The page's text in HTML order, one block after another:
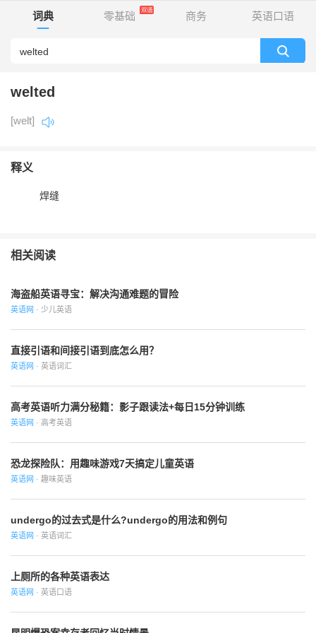
词典 零基础 商务 英语口语
welted
[welt]
释义
焊缝
相关阅读
海盗船英语寻宝：解决沟通难题的冒险
英语网 · 少儿英语
直接引语和间接引语到底怎么用？
英语网 · 英语词汇
高考英语听力满分秘籍：影子跟读法+每日15分钟训练
英语网 · 高考英语
恐龙探险队：用趣味游戏7天搞定儿童英语
英语网 · 趣味英语
undergo的过去式是什么?undergo的用法和例句
英语网 · 英语词汇
上厕所的各种英语表达
英语网 · 英语口语